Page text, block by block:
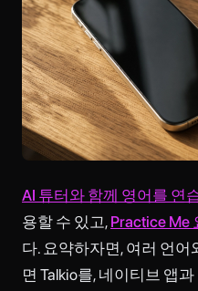
AI 튜터와 함께 영어를 연
용할 수 있고, Practice Me
다. 요약하자면, 여러 언
면 Talkio를, 네이티브 앱